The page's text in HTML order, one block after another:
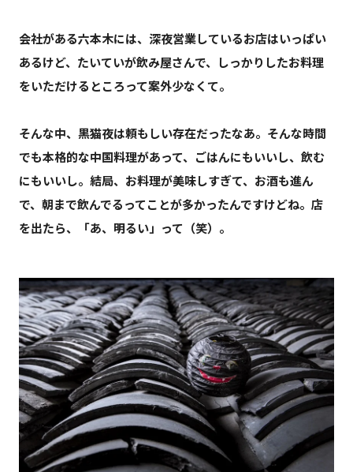
会社がある六本木には、深夜営業しているお店はいっぱい
あるけど、たいていが飲み屋さんで、しっかりしたお料理
をいただけるところって案外少なくて。
そんな中、黒猫夜は頼もしい存在だったなあ。そんな時間
でも本格的な中国料理があって、ごはんにもいいし、飲む
にもいいし。結局、お料理が美味しすぎて、お酒も進ん
で、朝まで飲んでるってことが多かったんですけどね。店
を出たら、「あ、明るい」って（笑）。